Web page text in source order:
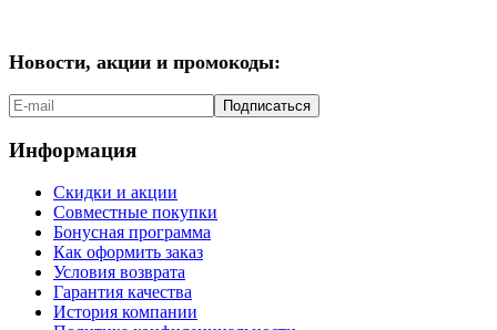
Новости, акции и промокоды:
Подписаться
Информация
Скидки и акции
Совместные покупки
Бонусная программа
Как оформить заказ
Условия возврата
Гарантия качества
История компании